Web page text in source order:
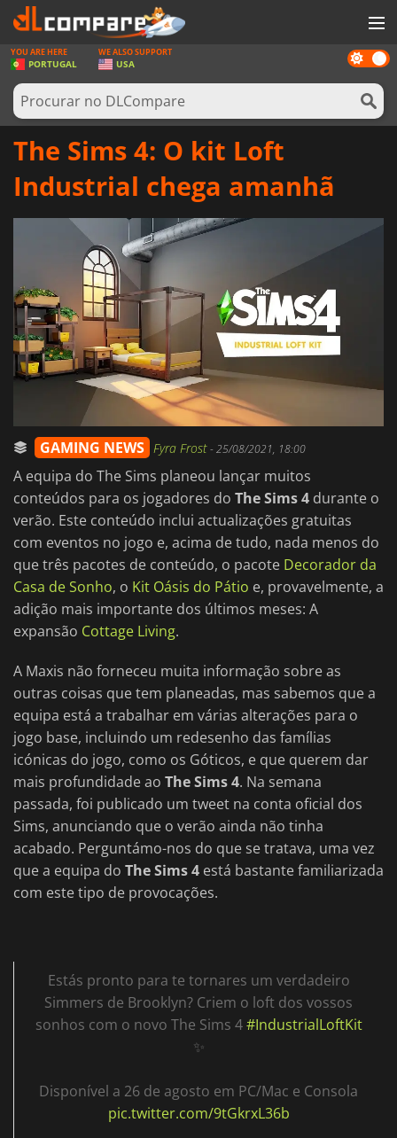
JOGOS
GAME CARDS
SOFTWARE
ENTRAR OU REGISTAR
Dark
mode
YOU ARE HERE
PORTUGAL
WE ALSO SUPPORT
USA
The Sims 4: O kit Loft
Industrial chega amanhã
GAMING NEWS Fyra Frost-25/08/2021, 18:00
A equipa do The Sims planeou lançar muitos
conteúdos para os jogadores do The Sims 4 durante o
verão. Este conteúdo inclui actualizações gratuitas
com eventos no jogo e, acima de tudo, nada menos do
que três pacotes de conteúdo, o pacote Decorador da
Casa de Sonho, o Kit Oásis do Pátio e, provavelmente, a
adição mais importante dos últimos meses: A
expansão Cottage Living.
A Maxis não forneceu muita informação sobre as
outras coisas que tem planeadas, mas sabemos que a
equipa está a trabalhar em várias alterações para o
jogo base, incluindo um redesenho das famílias
icónicas do jogo, como os Góticos, e que querem dar
mais profundidade ao The Sims 4. Na semana
passada, foi publicado um tweet na conta oficial dos
Sims, anunciando que o verão ainda não tinha
acabado. Perguntámo-nos do que se tratava, uma vez
que a equipa do The Sims 4 está bastante familiarizada
com este tipo de provocações.
Estás pronto para te tornares um verdadeiro
Simmers de Brooklyn? Criem o loft dos vossos
sonhos com o novo The Sims 4#IndustrialLoftKit
✨
Disponível a 26 de agosto em PC/Mac e Consola
pic.twitter.com/9tGkrxL36b